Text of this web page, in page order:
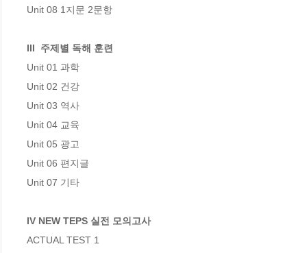
Unit 08 1지문 2문항
III  주제별 독해 훈련
Unit 01 과학
Unit 02 건강
Unit 03 역사
Unit 04 교육
Unit 05 광고
Unit 06 편지글
Unit 07 기타
IV NEW TEPS 실전 모의고사
ACTUAL TEST 1